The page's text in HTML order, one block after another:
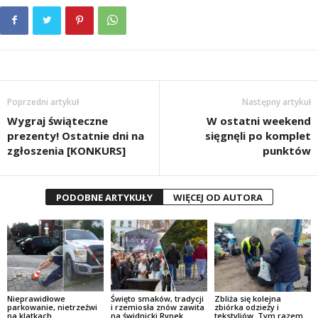
Poprzedni artykuł
Wygraj świąteczne
prezenty! Ostatnie dni na
zgłoszenia [KONKURS]
Następny artykuł
W ostatni weekend
sięgnęli po komplet
punktów
PODOBNE ARTYKUŁY WIĘCEJ OD AUTORA
Nieprawidłowe
parkowanie, nietrzeźwi
na klatkach
Święto smaków, tradycji
i rzemiosła znów zawita
na świdnicki Rynek.
Zbliża się kolejna
zbiórka odzieży i
tekstyliów. Tym razem